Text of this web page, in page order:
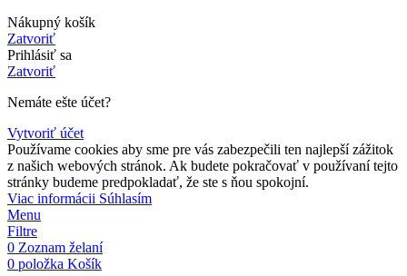
Nákupný košík
Zatvoriť
Prihlásiť sa
Zatvoriť
Nemáte ešte účet?
Vytvoriť účet
Používame cookies aby sme pre vás zabezpečili ten najlepší zážitok
z našich webových stránok. Ak budete pokračovať v používaní tejto
stránky budeme predpokladať, že ste s ňou spokojní.
Viac informácii Viac
Súhlasím
Menu
Filtre
0 Zoznam želaní
0 položka Košík